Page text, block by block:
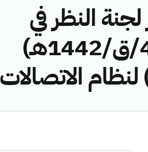
النظر في
مخالفات نظام الاتصالات رقم (41744263/ق/1442هـ)
الاتصالات